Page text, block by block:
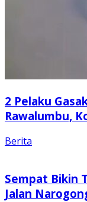
2 Pelaku
Rawalumbu,
Berita
Sempat Bikin
Jalan